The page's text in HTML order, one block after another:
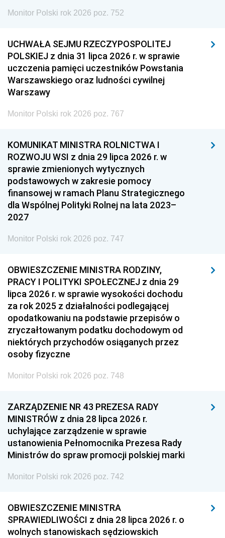
Monitor Polski rok 2026 poz. 752
UCHWAŁA SEJMU RZECZYPOSPOLITEJ
POLSKIEJ z dnia 31 lipca 2026 r. w sprawie
uczczenia pamięci uczestników Powstania
Warszawskiego oraz ludności cywilnej
Warszawy
Monitor Polski rok 2026 poz. 767
KOMUNIKAT MINISTRA ROLNICTWA I
ROZWOJU WSI z dnia 29 lipca 2026 r. w
sprawie zmienionych wytycznych
podstawowych w zakresie pomocy
finansowej w ramach Planu Strategicznego
dla Wspólnej Polityki Rolnej na lata 2023–
2027
Monitor Polski rok 2026 poz. 747
OBWIESZCZENIE MINISTRA RODZINY,
PRACY I POLITYKI SPOŁECZNEJ z dnia 29
lipca 2026 r. w sprawie wysokości dochodu
za rok 2025 z działalności podlegającej
opodatkowaniu na podstawie przepisów o
zryczałtowanym podatku dochodowym od
niektórych przychodów osiąganych przez
osoby fizyczne
Monitor Polski rok 2026 poz. 748
ZARZĄDZENIE NR 43 PREZESA RADY
MINISTRÓW z dnia 28 lipca 2026 r.
uchylające zarządzenie w sprawie
ustanowienia Pełnomocnika Prezesa Rady
Ministrów do spraw promocji polskiej marki
Monitor Polski rok 2026 poz. 742
OBWIESZCZENIE MINISTRA
SPRAWIEDLIWOŚCI z dnia 28 lipca 2026 r. o
wolnych stanowiskach sędziowskich